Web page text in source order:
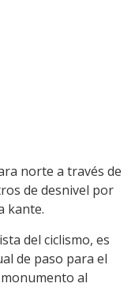
norte a través de
de desnivel por
kante.
del ciclismo, es
de paso para el
al